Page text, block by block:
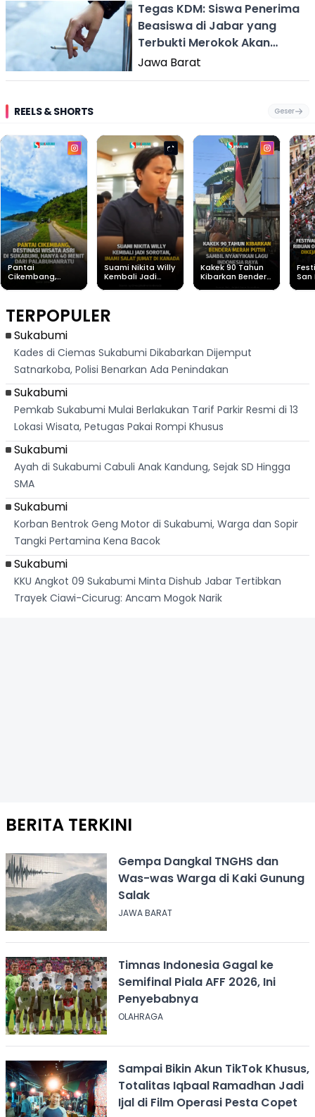
Tegas KDM: Siswa Penerima
Beasiswa di Jabar yang
Terbukti Merokok Akan
Dicabut
Jawa Barat
REELS & SHORTS Geser
Pantai
Cikembang,
Dari
Palabuhanratu
Suami Nikita Willy
Kembali Jadi
Kakek 90 Tahun
Kibarkan Bendera
San
TERPOPULER
Sukabumi
Kades di Ciemas Sukabumi Dikabarkan Dijemput
Satnarkoba, Polisi Benarkan Ada Penindakan
Sukabumi
Pemkab Sukabumi Mulai Berlakukan Tarif Parkir Resmi di 13
Lokasi Wisata, Petugas Pakai Rompi Khusus
Sukabumi
Ayah di Sukabumi Cabuli Anak Kandung, Sejak SD Hingga
SMA
Sukabumi
Korban Bentrok Geng Motor di Sukabumi, Warga dan Sopir
Tangki Pertamina Kena Bacok
Sukabumi
KKU Angkot 09 Sukabumi Minta Dishub Jabar Tertibkan
Trayek Ciawi-Cicurug: Ancam Mogok Narik
BERITA TERKINI
Gempa Dangkal TNGHS dan
Was-was Warga di Kaki Gunung
Salak
JAWA BARAT
Timnas Indonesia Gagal ke
Semifinal Piala AFF 2026, Ini
Penyebabnya
OLAHRAGA
Sampai Bikin Akun TikTok Khusus,
Totalitas Iqbaal Ramadhan Jadi
Ijal di Film Operasi Pesta Copet